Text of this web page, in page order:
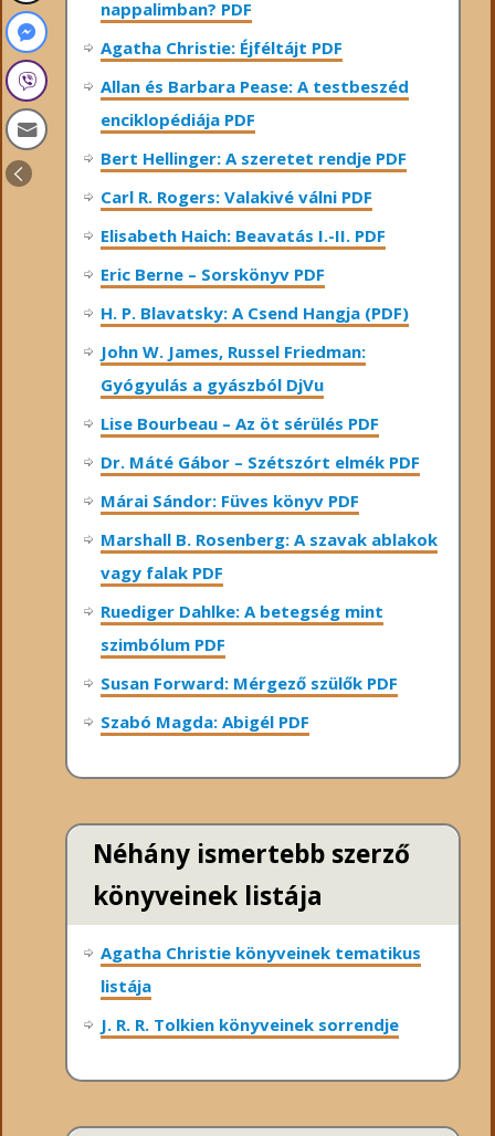
nappalimban? PDF
Agatha Christie: Éjféltájt PDF
Allan és Barbara Pease: A testbeszéd
enciklopédiája PDF
Bert Hellinger: A ​szeretet rendje PDF
Carl R. Rogers: Valakivé válni PDF
Elisabeth Haich: Beavatás I.-II. PDF
Eric Berne – Sorskönyv PDF
H. P. Blavatsky: A Csend Hangja (PDF)
John W. James, Russel Friedman:
Gyógyulás a gyászból DjVu
Lise Bourbeau – Az öt sérülés PDF
Dr. Máté Gábor – Szétszórt elmék PDF
Márai Sándor: Füves könyv PDF
Marshall B. Rosenberg: A szavak ablakok
vagy falak PDF
Ruediger Dahlke: A betegség mint
szimbólum PDF
Susan Forward: Mérgező szülők PDF
Szabó Magda: Abigél PDF
Néhány ismertebb szerző
könyveinek listája
Agatha Christie könyveinek tematikus
listája
J. R. R. Tolkien könyveinek sorrendje